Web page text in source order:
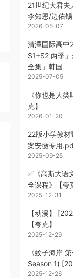
21世纪大君
李知恩/边佑
2026-05-07
清潭国际高中
S1+S2 两季
全集」韩国
2025-07-05
《你也是人
克】
2026-01-20
22版小学教
案安徽专用
2025-09-25
✅《高斯大语
全课程》【夸
2025-12-31
【动漫】
【夸克】
2025-12-29
《蚊子海岸
Season 1)
2025-12-26